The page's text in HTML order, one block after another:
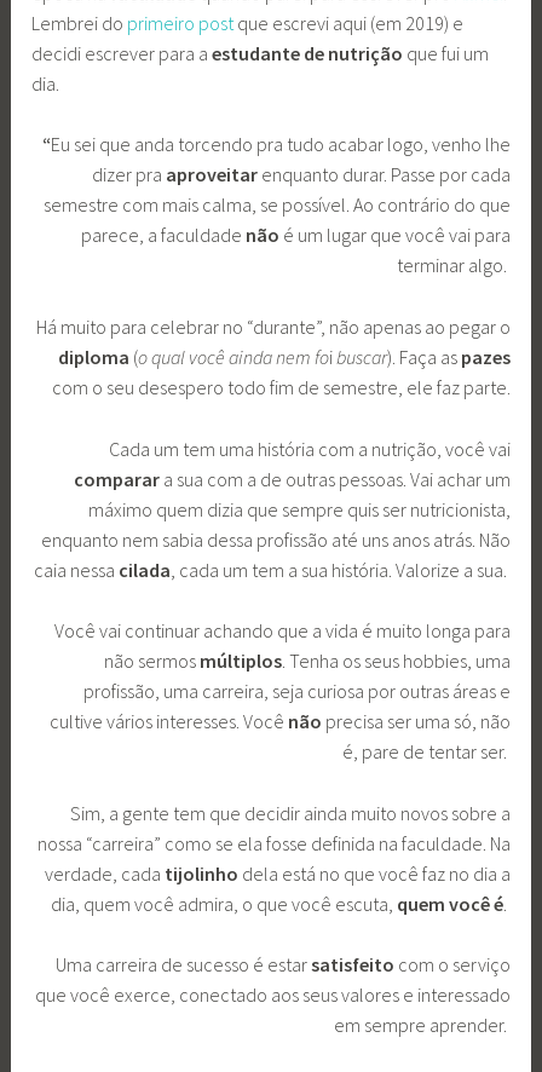
Lembrei do primeiro post que escrevi aqui (em 2019) e
decidi escrever para a estudante de nutrição que fui um
dia.
“Eu sei que anda torcendo pra tudo acabar logo, venho lhe
dizer pra aproveitar enquanto durar. Passe por cada
semestre com mais calma, se possível. Ao contrário do que
parece, a faculdade não é um lugar que você vai para
terminar algo.
Há muito para celebrar no “durante”, não apenas ao pegar o
diploma (o qual você ainda nem foibuscar). Faça as pazes
com o seu desespero todo fim de semestre, ele faz parte.
Cada um tem uma história com a nutrição, você vai
comparara sua com a de outras pessoas. Vai achar um
máximo quem dizia que sempre quis ser nutricionista,
enquanto nem sabia dessa profissão até uns anos atrás. Não
caia nessa cilada , cada um tem a sua história. Valorize a sua.
Você vai continuar achando que a vida é muito longa para
não sermos múltiplos. Tenha os seus hobbies, uma
profissão, uma carreira, seja curiosa por outras áreas e
cultive vários interesses. Você não precisa ser uma só, não
é, pare de tentar ser.
Sim, a gente tem que decidir ainda muito novos sobre a
nossa “carreira” como se ela fosse definida na faculdade. Na
verdade, cada tijolinho dela está no que você faz no dia a
dia, quem você admira, o que você escuta, quem você é.
Uma carreira de sucesso é estarsatisfeito com o serviço
que você exerce, conectado aos seus valores e interessado
em sempre aprender.